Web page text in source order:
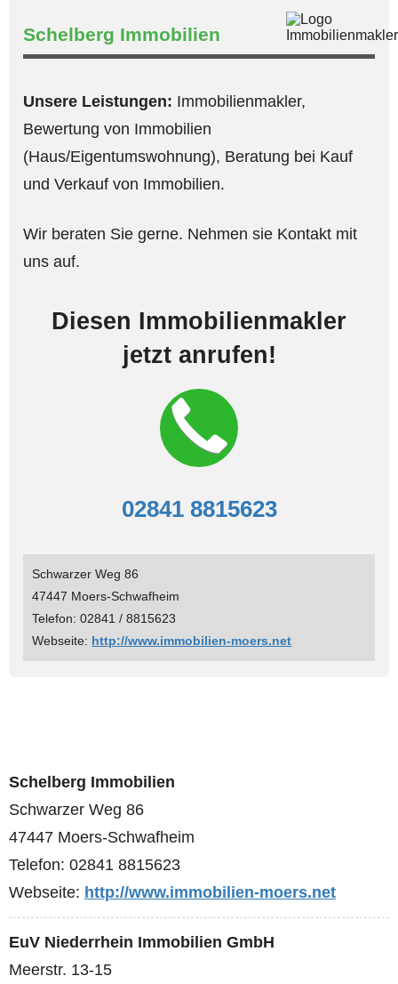
Schelberg Immobilien
Unsere Leistungen: Immobilienmakler,
Bewertung von Immobilien
(Haus/Eigentumswohnung), Beratung bei Kauf
und Verkauf von Immobilien.
Wir beraten Sie gerne. Nehmen sie Kontakt mit
uns auf.
Diesen Immobilienmakler
jetzt anrufen!
02841 8815623
Schwarzer Weg 86
47447 Moers-Schwafheim
Telefon: 02841 / 8815623
Webseite: http://www.immobilien-moers.net
Schelberg Immobilien
Schwarzer Weg 86
47447 Moers-Schwafheim
Telefon: 02841 8815623
Webseite: http://www.immobilien-moers.net
EuV Niederrhein Immobilien GmbH
Meerstr. 13-15